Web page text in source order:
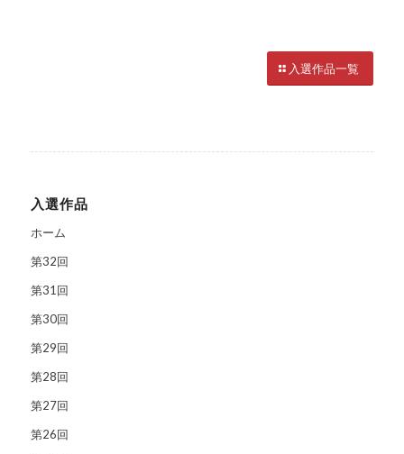
入選作品一覧
入選作品
ホーム
第32回
第31回
第30回
第29回
第28回
第27回
第26回